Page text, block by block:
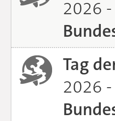
2026
Tag
2026